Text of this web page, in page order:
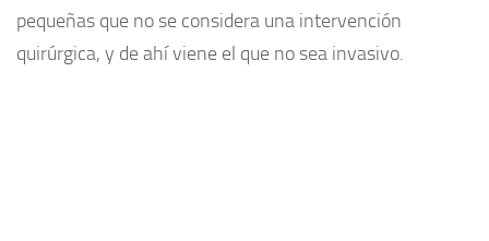
pequeñas que no se considera una intervención
quirúrgica, y de ahí viene el que no sea invasivo.